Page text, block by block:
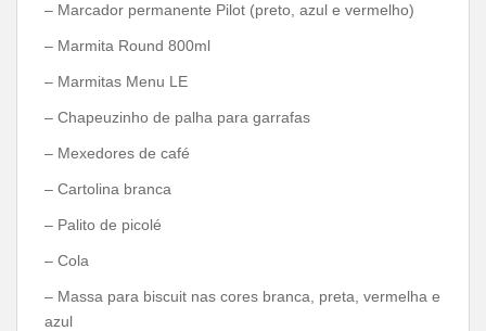
– Marcador permanente Pilot (preto, azul e vermelho)
– Marmita Round 800ml
– Marmitas Menu LE
– Chapeuzinho de palha para garrafas
– Mexedores de café
– Cartolina branca
– Palito de picolé
– Cola
– Massa para biscuit nas cores branca, preta, vermelha e
azul